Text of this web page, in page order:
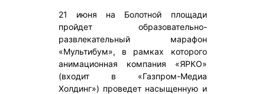
21 июня на Болотной площади
пройдет образовательно-
развлекательный марафон
«Мультибум», в рамках которого
анимационная компания «ЯРКО»
(входит в «Газпром-Медиа
Холдинг») проведет насыщенную и